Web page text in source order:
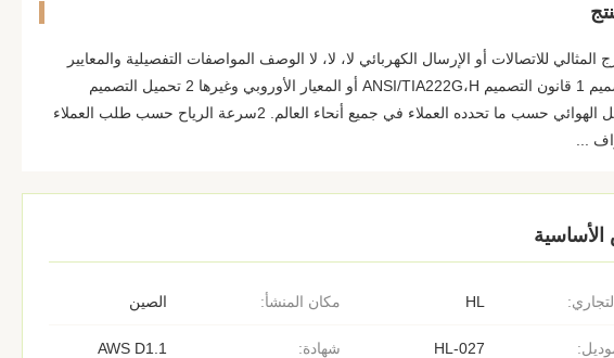
المثالي للاتصالات أو الإرسال الكهربائي لا، لا، لا الوصف المواصفات التفصيلية والمعايير
الرئيسية للتصميم 1 قانون التصميم ANSI/TIA222G،H أو المعيار الأوروبي وغيرها 2 تحميل التصميم
1منطقة تحميل الهوائي حسب ما تحدده العملاء في جميع أنحاء العالم. 2سرعة الرياح حسب طلب العملاء
مكان المنشأ: الصين HL
شهادة: AWS D1.1 HL-027